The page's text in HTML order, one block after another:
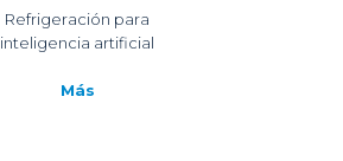
Refrigeración para
inteligencia artificial
Más